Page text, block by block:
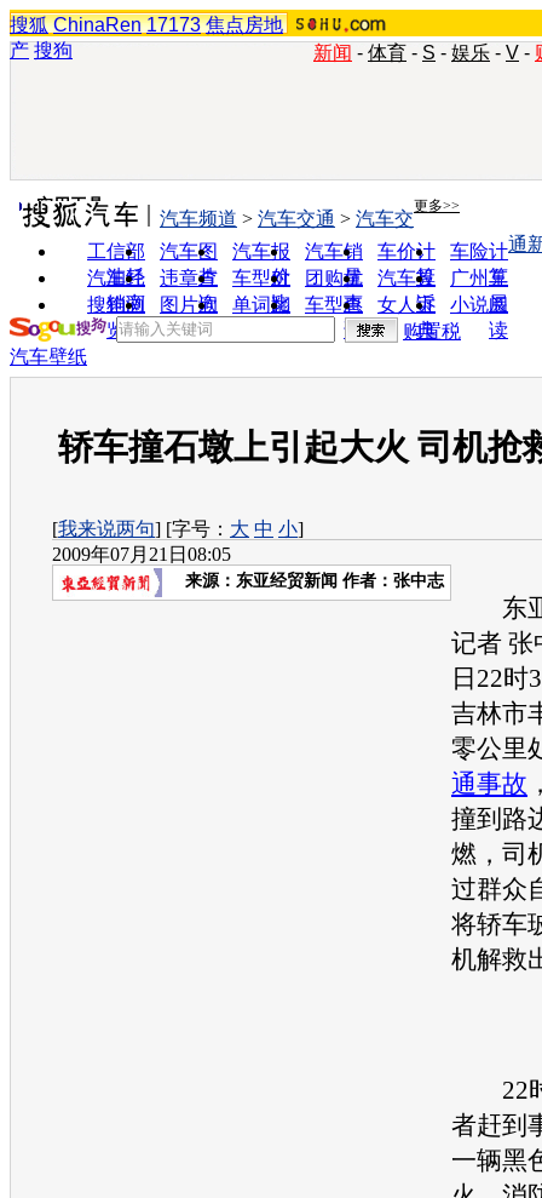
搜狐 ChinaRen 17173 焦点房地
产 搜狗 新闻 - 体育 - S - 娱乐 - V -
实用工具 更多>>
工信部
油耗
汽车图
片
汽车报
价
汽车销
量
车价计
算
车险计
算
汽车经
销商
违章查
询
车型对
比
团购优
惠
汽车投
诉
广州车
展
搜狗浏
览器
图片欣
赏
单词翻
车型查
询
女人宝
典
小说阅
读
汽车频道 > 汽车交通 > 汽车交
通
购置税
汽车壁纸
轿车撞石墩上引起大火 司机抢
[我来说两句] [字号： 大 中 小]
2009年07月21日08:05
来源： 东亚经贸新闻 作者：张中志
东亚
记者 张
日22时
吉林市
零公里
通事故
撞到路
燃，司
过群众
将轿车
机解救
22时
者赶到
一辆黑